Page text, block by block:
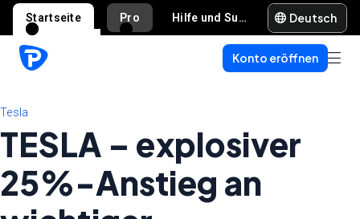
Startseite Pro Hilfe und Support Deutsch
Konto eröffnen
Tesla
TESLA – explosiver
25%-Anstieg an